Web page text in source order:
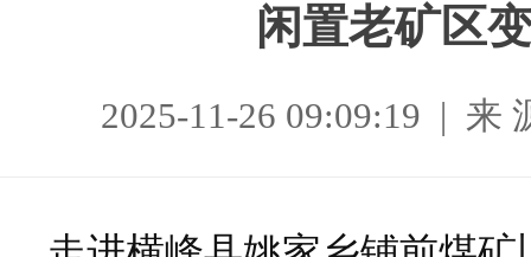
闲置老矿区
2025-11-26 09:09:19 | 来